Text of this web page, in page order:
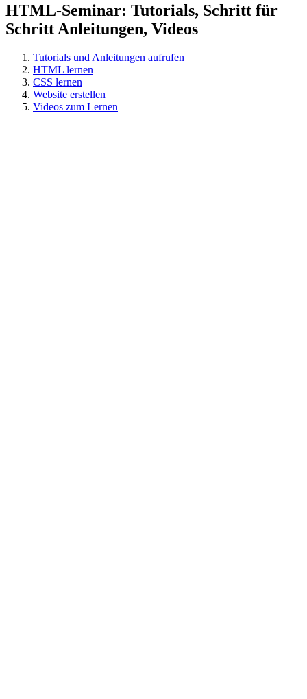
HTML-Seminar: Tutorials, Schritt für
Schritt Anleitungen, Videos
Tutorials und Anleitungen aufrufen
HTML lernen
CSS lernen
Website erstellen
Videos zum Lernen